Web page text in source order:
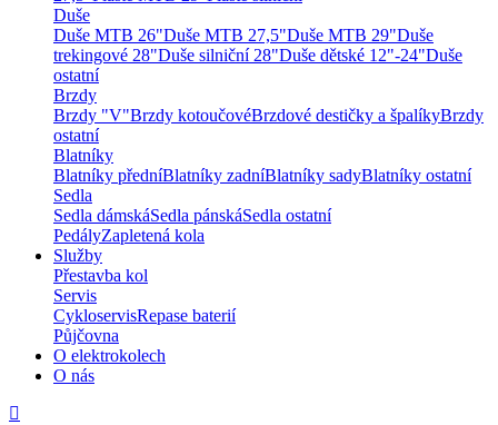
Duše
Duše MTB 26"Duše MTB 27,5"Duše MTB 29"Duše
trekingové 28"Duše silniční 28"Duše dětské 12"-24"Duše
ostatní
Brzdy
Brzdy "V"Brzdy kotoučovéBrzdové destičky a špalíkyBrzdy
ostatní
Blatníky
Blatníky předníBlatníky zadníBlatníky sadyBlatníky ostatní
Sedla
Sedla dámskáSedla pánskáSedla ostatní
PedályZapletená kola
Služby
Přestavba kol
Servis
CykloservisRepase baterií
Půjčovna
O elektrokolech
O nás